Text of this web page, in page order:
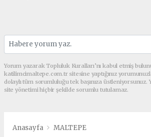
Yorum yazarak Topluluk Kuralları’nı kabul etmiş
katilimcimaltepe.com.tr sitesine yaptığınız
dolaylı tüm sorumluluğu tek başınıza üstleniyorsunuz.
site yönetimi hiçbir şekilde sorumlu tutulamaz.
Anasayfa MALTEPE